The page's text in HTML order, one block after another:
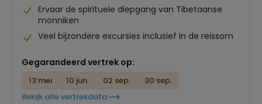
Ervaar de spirituele diepgang van Tibetaanse
monniken
Veel bijzondere excursies inclusief in de reissom
Gegarandeerd vertrek op:
13 mei 10 jun. 02 sep.
30 sep.
Bekijk alle vertrekdata